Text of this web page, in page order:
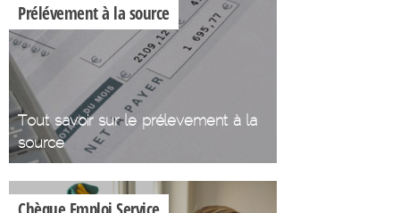
Prélévement à la source
Tout savoir sur le prélevement à la
source